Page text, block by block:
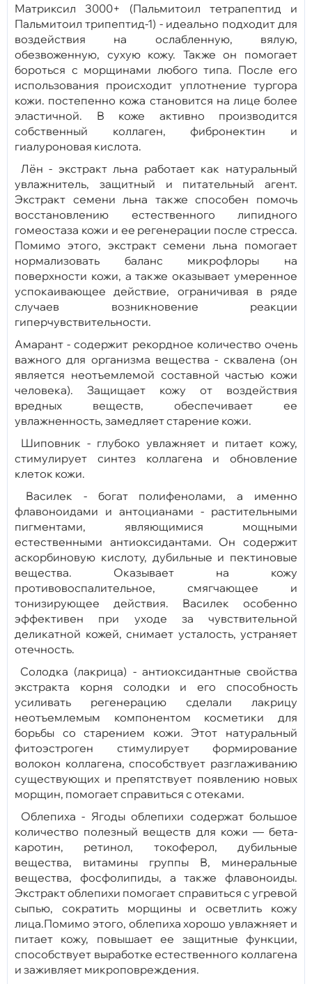
Матриксил 3000+ (Пальмитоил тетрапептид и
Пальмитоил трипептид-1) - идеально подходит для
воздействия на ослабленную, вялую,
обезвоженную, сухую кожу. Также он помогает
бороться с морщинами любого типа. После его
использования происходит уплотнение тургора
кожи. постепенно кожа становится на лице более
эластичной. В коже активно производится
собственный коллаген, фибронектин и
гиалуроновая кислота.
Лён - экстракт льна работает как натуральный
увлажнитель, защитный и питательный агент.
Экстракт семени льна также способен помочь
восстановлению естественного липидного
гомеостаза кожи и ее регенерации после стресса.
Помимо этого, экстракт семени льна помогает
нормализовать баланс микрофлоры на
поверхности кожи, а также оказывает умеренное
успокаивающее действие, ограничивая в ряде
случаев возникновение реакции
гиперчувствительности.
Амарант - содержит рекордное количество очень
важного для организма вещества - сквалена (он
является неотъемлемой составной частью кожи
человека). Защищает кожу от воздействия
вредных веществ, обеспечивает ее
увлажненность, замедляет старение кожи.
Шиповник - глубоко увлажняет и питает кожу,
стимулирует синтез коллагена и обновление
клеток кожи.
Василек - богат полифенолами, а именно
флавоноидами и антоцианами - растительными
пигментами, являющимися мощными
естественными антиоксидантами. Он содержит
аскорбиновую кислоту, дубильные и пектиновые
вещества. Оказывает на кожу
противовоспалительное, смягчающее и
тонизирующее действия. Василек особенно
эффективен при уходе за чувствительной
деликатной кожей, снимает усталость, устраняет
отечность.
Солодка (лакрица) - антиоксидантные свойства
экстракта корня солодки и его способность
усиливать регенерацию сделали лакрицу
неотъемлемым компонентом косметики для
борьбы со старением кожи. Этот натуральный
фитоэстроген стимулирует формирование
волокон коллагена, способствует разглаживанию
существующих и препятствует появлению новых
морщин, помогает справиться с отеками.
Облепиха - Ягоды облепихи содержат большое
количество полезный веществ для кожи — бета-
каротин, ретинол, токоферол, дубильные
вещества, витамины группы В, минеральные
вещества, фосфолипиды, а также флавоноиды.
Экстракт облепихи помогает справиться с угревой
сыпью, сократить морщины и осветлить кожу
лица.Помимо этого, облепиха хорошо увлажняет и
питает кожу, повышает ее защитные функции,
способствует выработке естественного коллагена
и заживляет микроповреждения.